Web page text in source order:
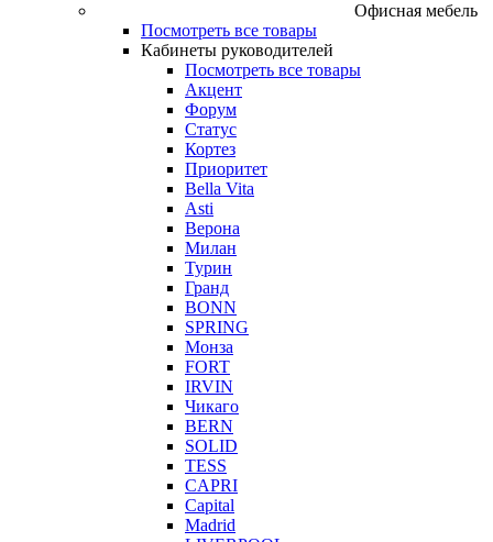
Офисная мебель
Посмотреть все товары
Кабинеты руководителей
Посмотреть все товары
Акцент
Форум
Статус
Кортез
Приоритет
Bella Vita
Asti
Верона
Милан
Турин
Гранд
BONN
SPRING
Монза
FORT
IRVIN
Чикаго
BERN
SOLID
TESS
CAPRI
Capital
Madrid